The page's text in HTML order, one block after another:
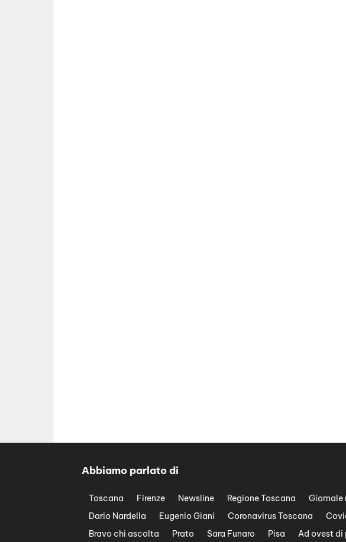
Abbiamo parlato di
Toscana Firenze Newsline Regione Toscana Giornale
Dario Nardella
Eugenio Giani Coronavirus Toscana
Bravo chi ascolta
Prato Sara Funaro Pisa Ad ovest di